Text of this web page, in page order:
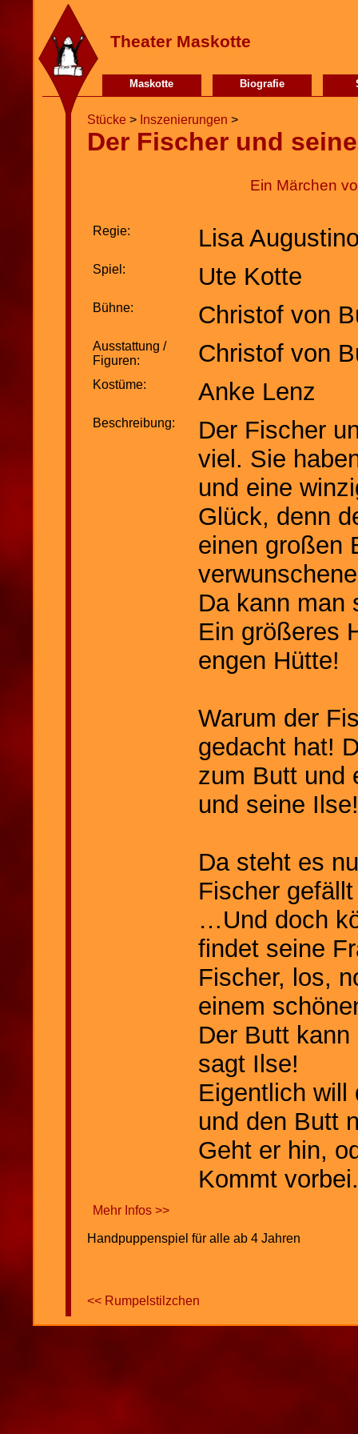
Theater Maskotte
Maskotte Biografie
Stücke> Inszenierungen >
Der Fischer und
Ein Märchen
Regie: Lisa
Spiel: Ute Kotte
Bühne: Christof von
Ausstattung /
Figuren:
Christof von
Kostüme: Anke Lenz
Beschreibung:
Der Fischer
viel. Sie
und eine
Glück, denn
einen großen
Da kann man
Ein größeres
engen Hütte!
Warum der
gedacht hat!
zum Butt und
und seine Ilse!
Da steht es
Fischer
…Und doch
findet seine
Fischer, los,
einem
Der Butt
sagt Ilse!
Eigentlich will
und den Butt
Geht er hin,
Kommt
Mehr Infos >>
Handpuppenspiel für alle ab 4 Jahren
<< Rumpelstilzchen